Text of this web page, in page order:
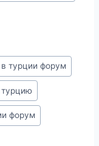
в турции форум
турцию
форум